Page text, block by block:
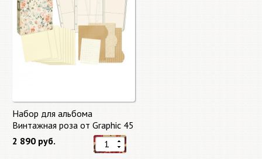
Набор для альбома
Винтажная роза от Graphic 45
2 890 руб.